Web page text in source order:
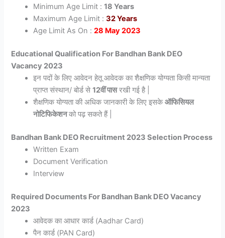
Minimum Age Limit :18 Years
Maximum Age Limit :32 Years
Age Limit As On :28 May 2023
Educational Qualification For Bandhan Bank DEO
Vacancy 2023
इन पदों के लिए आवेदन हेतू आवेदक का शैक्षणिक योग्यता किसी मान्यता
प्राप्त संस्थान/ बोर्ड से12वीं पासरखी गई है |
शैक्षणिक योग्यता की अधिक जानकारी के लिए इसकेऑफिसियल
नोटिफिकेशनको पढ़ सकते हैं |
Bandhan Bank DEO Recruitment 2023 Selection Process
Written Exam
Document Verification
Interview
Required Documents For Bandhan Bank DEO Vacancy
2023
आवेदक का आधार कार्ड (Aadhar Card)
पैन कार्ड (PAN Card)